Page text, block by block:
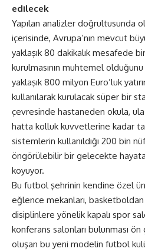
edilecek
Yapılan analizler doğrultusunda
içerisinde, Avrupa’nın mevcut
yaklaşık 80 dakikalık mesafede
kurulmasının muhtemel
yaklaşık 800 milyon Euro’luk
kullanılarak kurulacak süper bir
çevresinde hastaneden okula,
hatta kolluk kuvvetlerine kadar
sistemlerin kullanıldığı 200 bin
öngörülebilir bir gelecekte
koyuyor.
Bu futbol şehrinin kendine özel
eğlence mekanları,
disiplinlere yönelik kapalı spor
konferans salonları bulunması
oluşan bu yeni modelin futbol